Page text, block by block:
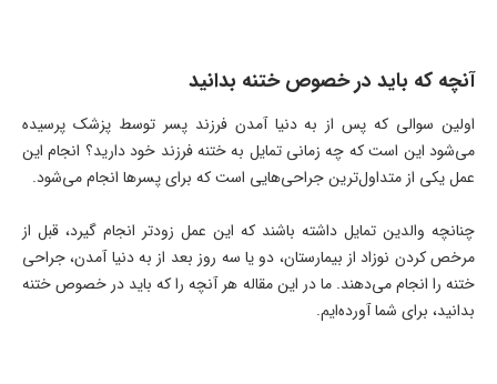
آنچه که باید در خصوص ختنه بدانید
اولین سوالی که پس از به دنیا آمدن فرزند پسر توسط پزشک پرسیده
می‌شود این است که چه زمانی تمایل به ختنه فرزند خود دارید؟ انجام این
عمل یکی از متداول‌ترین جراحی‌هایی است که برای پسرها انجام می‌شود.
چنانچه والدین تمایل داشته باشند که این عمل زودتر انجام گیرد، قبل از
مرخص کردن نوزاد از بیمارستان، دو یا سه روز بعد از به دنیا آمدن، جراحی
ختنه را انجام می‌دهند. ما در این مقاله هر آنچه را که باید در خصوص ختنه
بدانید، برای شما آورده‌ایم.